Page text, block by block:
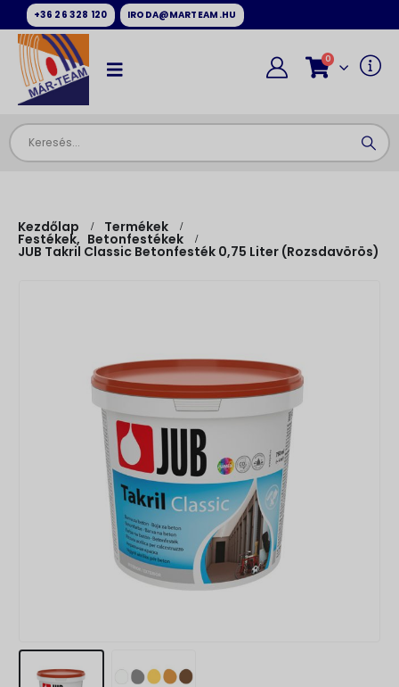
+36 26 328 120 IRODA@MARTEAM.HU
0
Kezdőlap Termékek
Festékek, Betonfestékek
JUB Takril Classic Betonfesték 0,75 Liter (rozsdavörös)